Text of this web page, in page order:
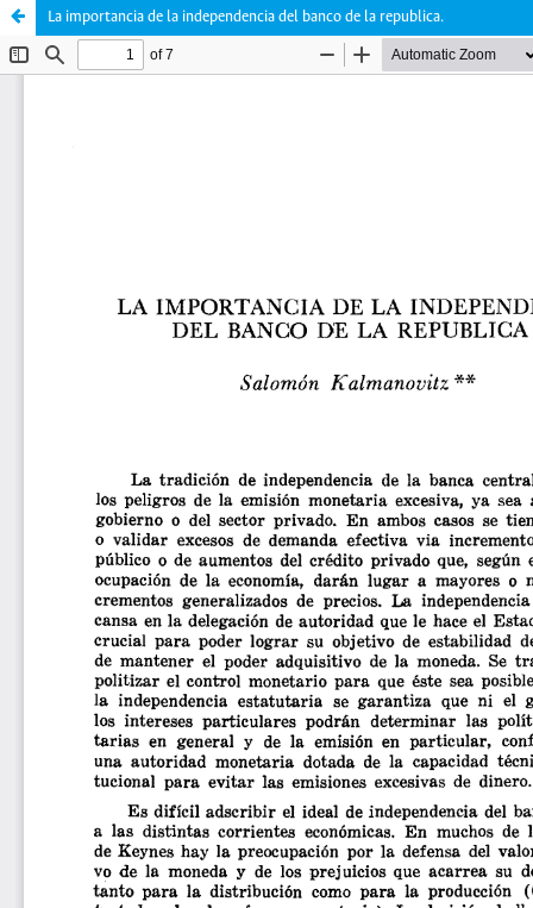
La importancia de la independencia del banco de la republica.